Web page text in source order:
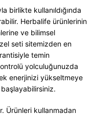
birlikte kullanıldığında
Herbalife ürünlerinin
ve bilimsel
seti sitemizden en
temin
yolculuğunuzda
enerjinizi yükseltmeye
Ürünleri kullanmadan